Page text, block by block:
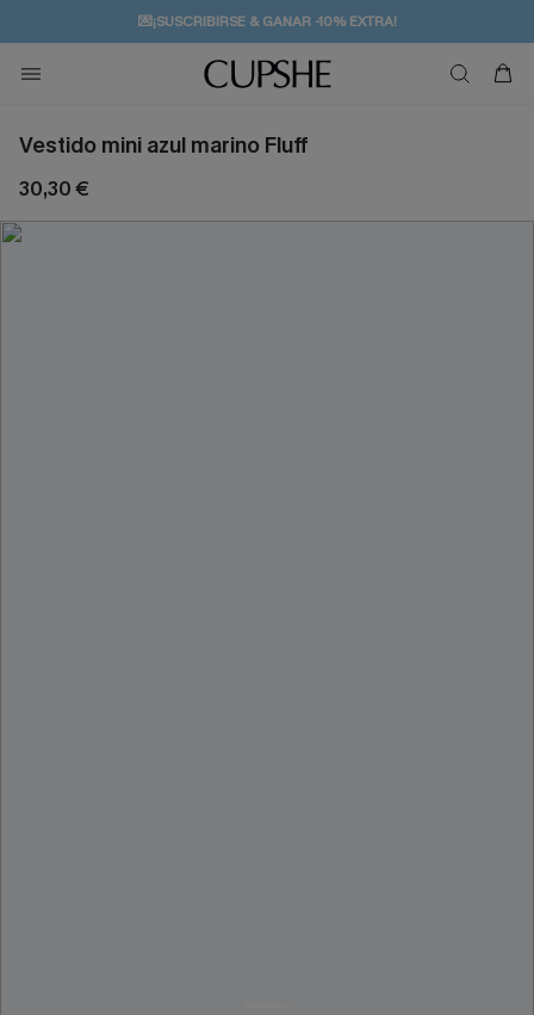
💌¡SUSCRIBIRSE & GANAR -10% EXTRA!
🚚ENVÍO GRATUITO A PARTIR DE 49 € >>
Vestido mini azul marino Fluff
30,30 €